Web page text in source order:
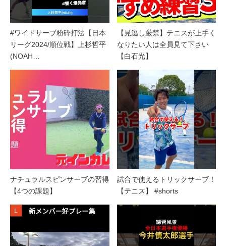
#ワイドサーブ粉砕打法【日本
リーグ2024/順位戦】上杉哲平
(NOAH…
【見逃し厳禁】テニスが上手く
なりたい人は全員見て下さい
【白石光】
ナチュラルスピンサーブの習得
【4つの課題】
試合で使えるトリックサーブ！
【テニス】 #shorts